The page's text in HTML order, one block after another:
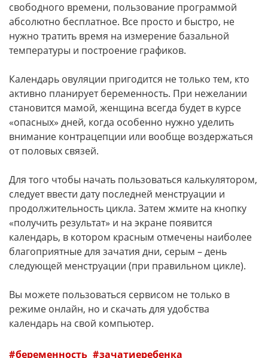
свободного времени, пользование программой
абсолютно бесплатное. Все просто и быстро, не
нужно тратить время на измерение базальной
температуры и построение графиков.
Календарь овуляции пригодится не только тем, кто
активно планирует беременность. При нежелании
становится мамой, женщина всегда будет в курсе
«опасных» дней, когда особенно нужно уделить
внимание контрацепции или вообще воздержаться
от половых связей.
Для того чтобы начать пользоваться калькулятором,
следует ввести дату последней менструации и
продолжительность цикла. Затем жмите на кнопку
«получить результат» и на экране появится
календарь, в котором красным отмечены наиболее
благоприятные для зачатия дни, серым – день
следующей менструации (при правильном цикле).
Вы можете пользоваться сервисом не только в
режиме онлайн, но и скачать для удобства
календарь на свой компьютер.
беременность зачатиеребенка